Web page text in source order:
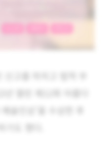
고를 마치고 법적 부
열린 제12회 아름다
술인상’을 수상한 후
도 했다.